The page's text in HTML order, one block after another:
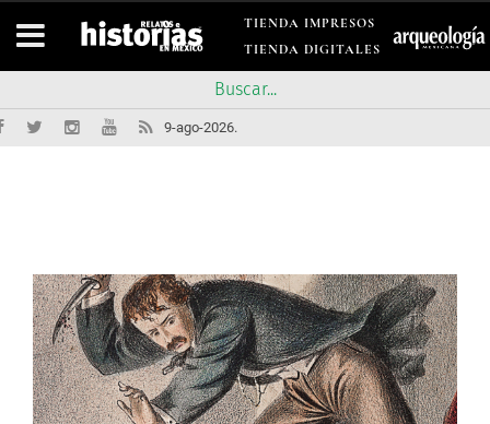
TIENDA IMPRESOS
TIENDA DIGITALES
9-ago-2026.